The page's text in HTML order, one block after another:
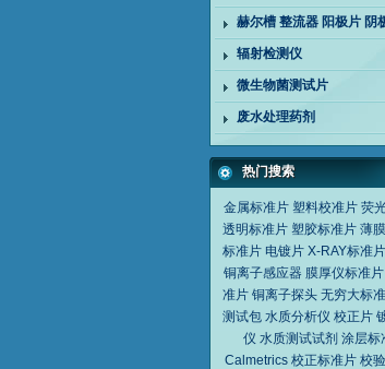
赫尔槽 整流器 阳极片 阴
辐射检测仪
微生物菌测试片
废水处理药剂
热门搜索
金属标准片 塑料校准片 荧
透明标准片 塑胶标准片 薄
标准片 电镀片 X-RAY标准片
铜离子感应器 膜厚仪标准片
准片 铜离子探头 无穷大标
测试包 水质分析仪 校正片
仪 水质测试试剂 涂层标
Calmetrics 校正标准片 校